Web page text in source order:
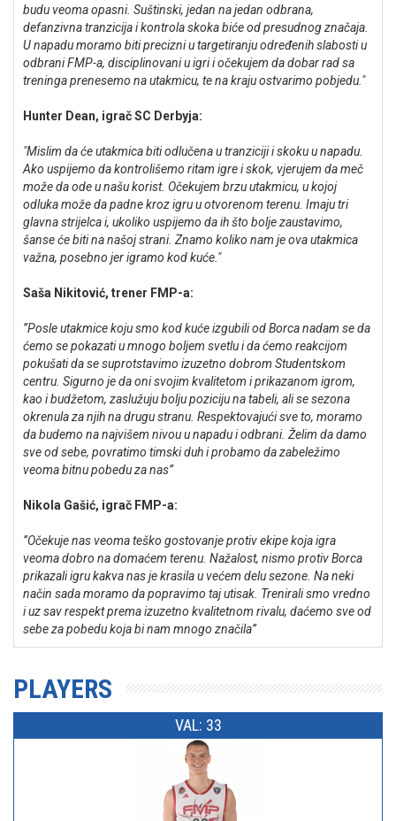
budu veoma opasni. Suštinski, jedan na jedan odbrana,
defanzivna tranzicija i kontrola skoka biće od presudnog značaja.
U napadu moramo biti precizni u targetiranju određenih slabosti u
odbrani FMP-a, disciplinovani u igri i očekujem da dobar rad sa
treninga prenesemo na utakmicu, te na kraju ostvarimo pobjedu."
Hunter Dean, igrač SC Derbyja:
"Mislim da će utakmica biti odlučena u tranziciji i skoku u napadu.
Ako uspijemo da kontrolišemo ritam igre i skok, vjerujem da meč
može da ode u našu korist. Očekujem brzu utakmicu, u kojoj
odluka može da padne kroz igru u otvorenom terenu. Imaju tri
glavna strijelca i, ukoliko uspijemo da ih što bolje zaustavimo,
šanse će biti na našoj strani. Znamo koliko nam je ova utakmica
važna, posebno jer igramo kod kuće."
Saša Nikitović, trener FMP-a:
’’Posle utakmice koju smo kod kuće izgubili od Borca nadam se da
ćemo se pokazati u mnogo boljem svetlu i da ćemo reakcijom
pokušati da se suprotstavimo izuzetno dobrom Studentskom
centru. Sigurno je da oni svojim kvalitetom i prikazanom igrom,
kao i budžetom, zaslužuju bolju poziciju na tabeli, ali se sezona
okrenula za njih na drugu stranu. Respektovajući sve to, moramo
da budemo na najvišem nivou u napadu i odbrani. Želim da damo
sve od sebe, povratimo timski duh i probamo da zabeležimo
veoma bitnu pobedu za nas’’
Nikola Gašić, igrač FMP-a:
’’Očekuje nas veoma teško gostovanje protiv ekipe koja igra
veoma dobro na domaćem terenu. Nažalost, nismo protiv Borca
prikazali igru kakva nas je krasila u većem delu sezone. Na neki
način sada moramo da popravimo taj utisak. Trenirali smo vredno
i uz sav respekt prema izuzetno kvalitetnom rivalu, daćemo sve od
sebe za pobedu koja bi nam mnogo značila’’
PLAYERS
VAL: 33